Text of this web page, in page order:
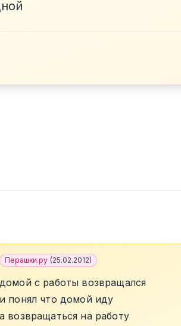
Перашки.ру (25.02.2012)
домой с работы возвращался
и понял что домой иду
а возвращаться на работу